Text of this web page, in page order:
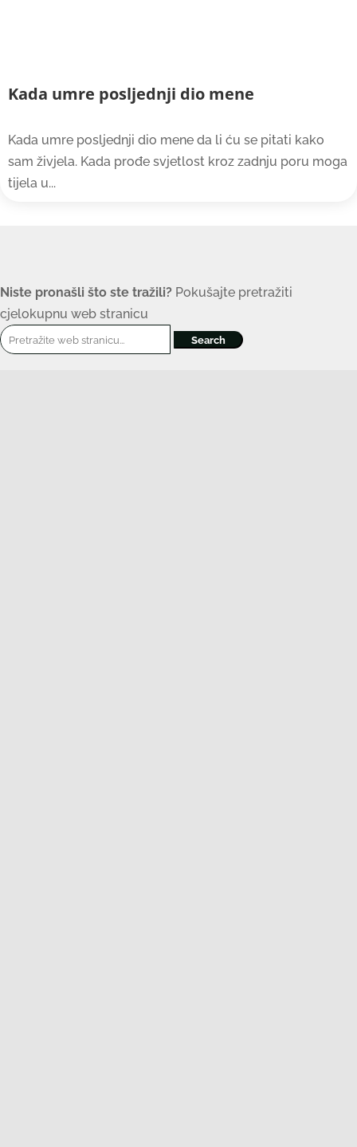
Kada umre posljednji dio mene
Kada umre posljednji dio mene da li ću se pitati kako
sam živjela. Kada prođe svjetlost kroz zadnju poru moga
tijela u...
Niste pronašli što ste tražili? Pokušajte pretražiti
cjelokupnu web stranicu
Search
for: